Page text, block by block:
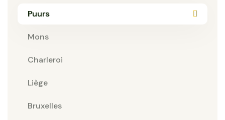
Puurs
Mons
Charleroi
Liège
Bruxelles